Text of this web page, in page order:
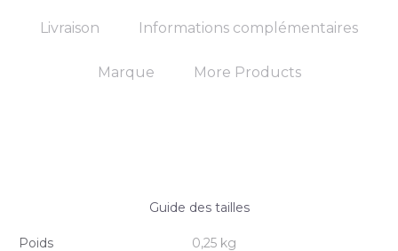
Livraison Informations complémentaires
Marque More Products
Guide des tailles
Poids 0,25 kg